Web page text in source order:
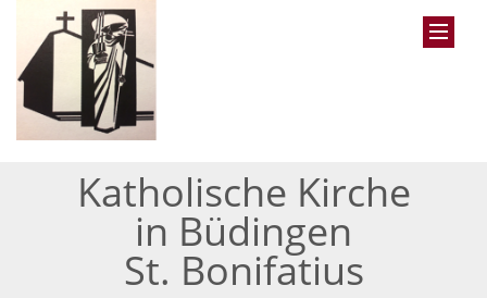
Katholische Kirche
in Büdingen
St. Bonifatius